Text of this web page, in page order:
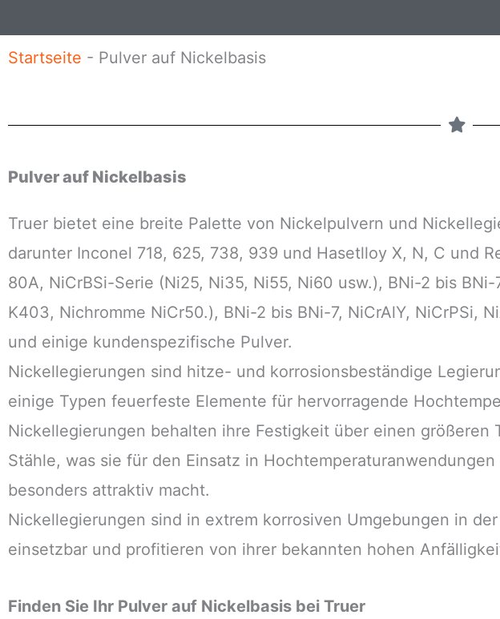
l
i
t
Startseite - Pulver auf Nickelbasis
Pulver auf Nickelbasis
Truer bietet eine breite Palette von Nickelpulvern und
darunter Inconel 718, 625, 738, 939 und Hasetlloy X, N, C und
80A, NiCrBSi-Serie (Ni25, Ni35, Ni55, Ni60 usw.), BNi-2 bis
K403, Nichromme NiCr50.), BNi-2 bis BNi-7, NiCrAlY, NiCrPSi,
und einige kundenspezifische Pulver.
Nickellegierungen sind hitze- und korrosionsbeständige
einige Typen feuerfeste Elemente für hervorragende
Nickellegierungen behalten ihre Festigkeit über einen
Stähle, was sie für den Einsatz in
besonders attraktiv macht.
Nickellegierungen sind in extrem korrosiven Umgebungen in
einsetzbar und profitieren von ihrer bekannten hohen
Finden Sie Ihr Pulver auf Nickelbasis bei Truer